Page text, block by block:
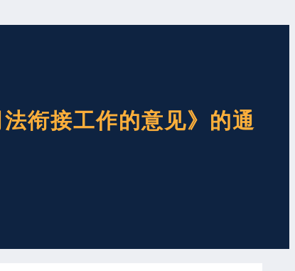
衔接工作的意见》的通